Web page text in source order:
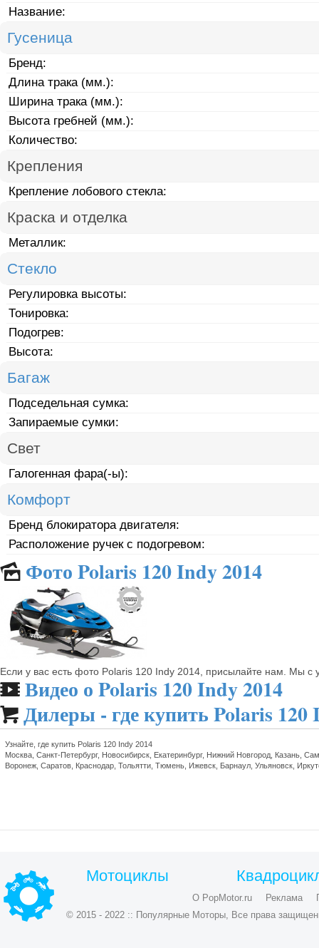
Название:
Гусеница
Бренд:
Длина трака (мм.):
Ширина трака (мм.):
Высота гребней (мм.):
Количество:
Крепления
Крепление лобового стекла:
Краска и отделка
Металлик:
Стекло
Регулировка высоты:
Тонировка:
Подогрев:
Высота:
Багаж
Подседельная сумка:
Запираемые сумки:
Свет
Галогенная фара(-ы):
Комфорт
Бренд блокиратора двигателя:
Расположение ручек с подогревом:
🌄 Фото Polaris 120 Indy 2014
Если у вас есть фото Polaris 120 Indy 2014, присылайте нам. Мы
🎬 Видео о Polaris 120 Indy 2014
 Дилеры - где купить Polaris 120
Узнайте, где купить Polaris 120 Indy 2014
Москва, Санкт-Петербург, Новосибирск, Екатеринбург, Нижний Новгород, Казань,
Воронеж, Саратов, Краснодар, Тольятти, Тюмень, Ижевск, Барнаул, Ульяновск,
Мотоциклы
О PopMotor.ru Реклама
© 2015 - 2022 :: Популярные Моторы, Все права